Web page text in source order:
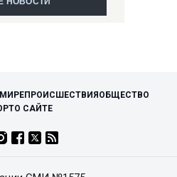
ПРОИСШЕСТВИЯОБЩЕСТВО
О САЙТЕ